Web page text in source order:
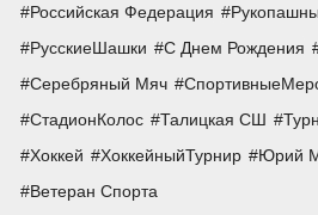
Российская Федерация
РусскиеШашки
С Днем Рождения
Серебряный Мяч
СтадионКолос
Талицкая СШ
Хоккей
ХоккейныйТурнир
Юрий
Ветеран Спорта